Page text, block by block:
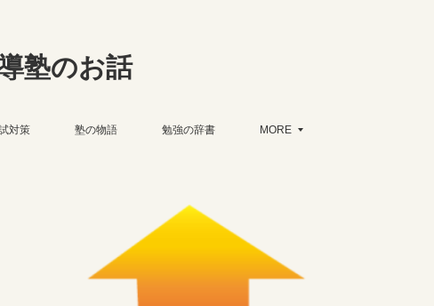
塾のお話
対策 塾の物語 勉強の辞書 MORE